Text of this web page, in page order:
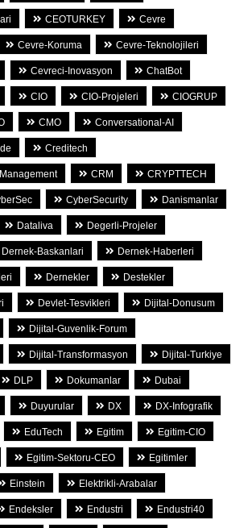
CEOTURKEY Cevre
Cevre-Koruma Cevre-Teknolojileri
Cevreci-Inovasyon ChatBot
CIO CIO-Projeleri CIOGRUP
CMO Conversational-AI
Creditech
CRM CRYPTTECH
CyberSecurity Danismanlar
Dataliva Degerli-Projeler
Dernek-Baskanlari Dernek-Haberleri
Dernekler Destekler
Devlet-Tesvikleri Dijital-Donusum
Dijital-Guvenlik-Forum
Dijital-Transformasyon Dijital-Turkiye
DLP Dokumanlar Dubai
Duyurular DX DX-Infografik
EduTech Egitim Egitim-CIO
Egitim-Sektoru-CEO Egitimler
Einstein Elektrikli-Arabalar
Endeksler Endustri Endustri40